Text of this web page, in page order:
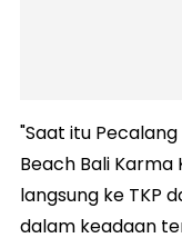
"Saat itu
Beach Bali Karma
langsung ke TKP
dalam keadaan